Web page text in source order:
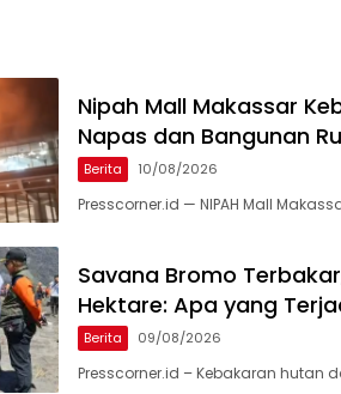
Nipah Mall Makassar
Napas dan Bangunan
Berita 10/08/2026
Presscorner.id — NIPAH Mall
Savana Bromo
Hektare: Apa yang
Berita 09/08/2026
Presscorner.id – Kebakaran hutan